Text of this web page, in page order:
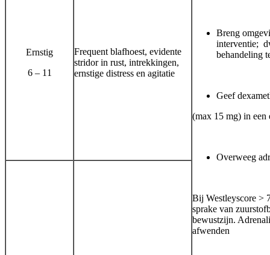
Ernstig
6 – 11
Frequent blafhoest, evidente
stridor in rust, intrekkingen,
ernstige distress en agitatie
Breng
interventie;
behandeling
Geef
(max 15 mg) in een
Overweeg
Bij Westleyscore >
sprake van
bewustzijn.
afwenden